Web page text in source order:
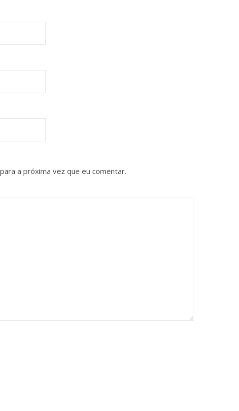
a próxima vez que eu comentar.